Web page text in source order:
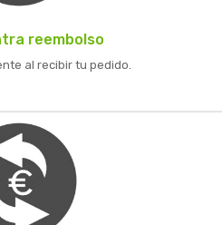
reembolso
al recibir tu pedido.